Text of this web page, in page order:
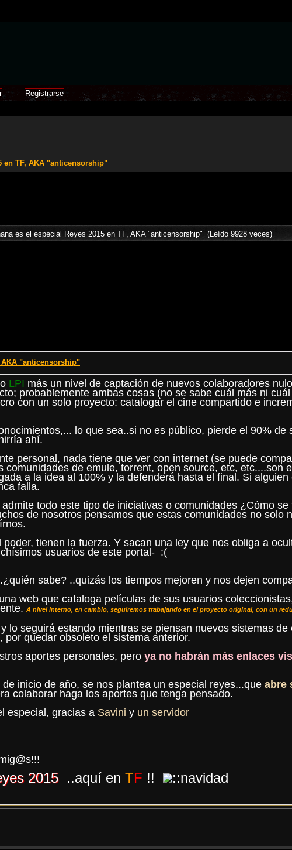
Registrarse
en TF, AKA "anticensorship"
es el especial Reyes 2015 en TF, AKA "anticensorship" (Leído 9928 veces)
AKA "anticensorship"
LPI más un nivel de captación de nuevos colaboradores
probablemente ambas cosas (no se sabe cuál más ni
con un solo proyecto: catalogar el cine compartido e
lo que sea..si no es público, pierde el 90%
ahí.
personal, nada tiene que ver con internet (se puede
comunidades de emule, torrent, open source, etc, etc....son
a la idea al 100% y la defenderá hasta el final. Si
falla.
todo este tipo de iniciativas o comunidades ¿Cómo
de nosotros pensamos que estas comunidades no
tienen la fuerza. Y sacan una ley que nos obliga a
usuarios de este portal- :(
sabe? ..quizás los tiempos mejoren y nos dejen
web que cataloga películas de sus usuarios
A nivel interno, en cambio, seguiremos trabajando en el proyecto original, con un
y lo seguirá estando mientras se piensan nuevos sistemas
quedar obsoleto el sistema anterior.
aportes personales, pero ya no habrán más enlaces
inicio de año, se nos plantea un especial reyes...que abre
colaborar haga los aportes que tenga pensado.
especial, gracias a Savini y un servidor
2015..aquí en TF !!